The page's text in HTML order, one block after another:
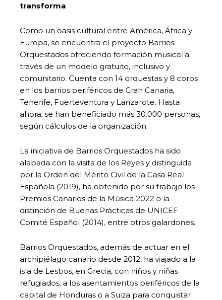
transforma
Como un oasis cultural entre América, África y
Europa, se encuentra el proyecto Barrios
Orquestados ofreciendo formación musical a
través de un modelo gratuito, inclusivo y
comunitario. Cuenta con 14 orquestas y 8 coros
en los barrios periféricos de Gran Canaria,
Tenerife, Fuerteventura y Lanzarote. Hasta
ahora, se han beneficiado más 30.000 personas,
según cálculos de la organización.
La iniciativa de Barrios Orquestados ha sido
alabada con la visita de los Reyes y distinguida
por la Orden del Mérito Civil de la Casa Real
Española (2019), ha obtenido por su trabajo los
Premios Canarios de la Música 2022 o la
distinción de Buenas Prácticas de UNICEF
Comité Español (2014), entre otros galardones.
Barrios Orquestados, además de actuar en el
archipiélago canario desde 2012, ha viajado a la
isla de Lesbos, en Grecia, con niños y niñas
refugiados, a los asentamientos periféricos de la
capital de Honduras o a Suiza para conquistar